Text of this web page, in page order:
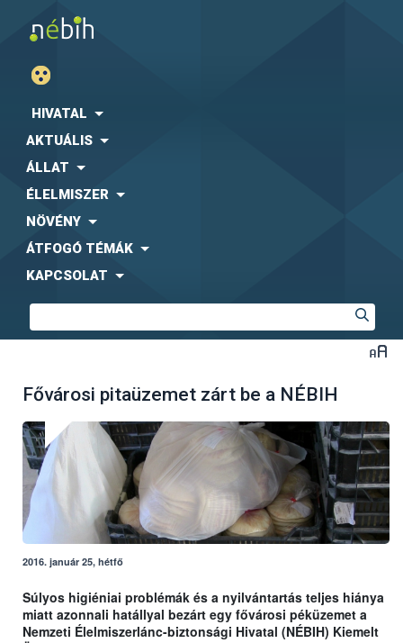
HIVATAL
AKTUÁLIS
ÁLLAT
ÉLELMISZER
NÖVÉNY
ÁTFOGÓ TÉMÁK
KAPCSOLAT
Fővárosi pitaüzemet zárt be a NÉBIH
2016. január 25, hétfő
Súlyos higiéniai problémák és a nyilvántartás teljes hiánya
miatt azonnali hatállyal bezárt egy fővárosi péküzemet a
Nemzeti Élelmiszerlánc-biztonsági Hivatal (NÉBIH) Kiemelt